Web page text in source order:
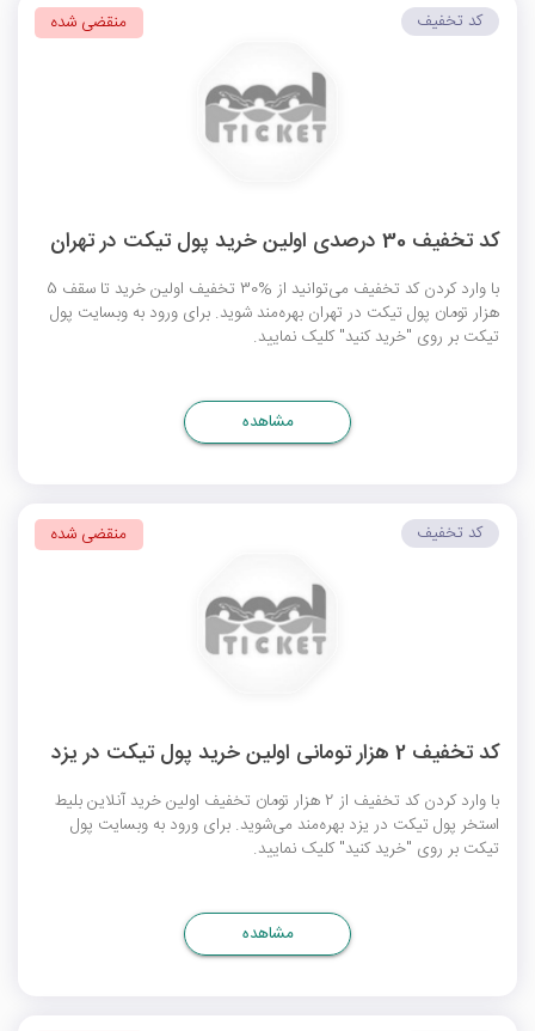
کد تخفیف 30 درصدی اولین خرید پول تیکت در تهران
با وارد کردن کد تخفیف می‌توانید از %30 تخفیف اولین خرید تا سقف 5
هزار تومان پول تیکت در تهران بهره‌مند شوید. برای ورود به وبسایت پول
تیکت بر روی "خرید کنید" کلیک نمایید.
کد تخفیف منقضی شده
مشاهده
کد تخفیف 2 هزار تومانی اولین خرید پول تیکت در یزد
با وارد کردن کد تخفیف از 2 هزار تومان تخفیف اولین خرید آنلاین بلیط
استخر پول تیکت در یزد بهره‌مند می‌شوید. برای ورود به وبسایت پول
تیکت بر روی "خرید کنید" کلیک نمایید.
کد تخفیف منقضی شده
مشاهده